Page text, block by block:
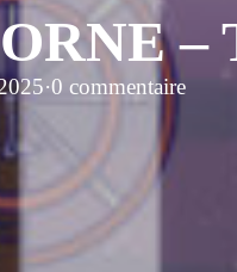
–
·0 commentaire